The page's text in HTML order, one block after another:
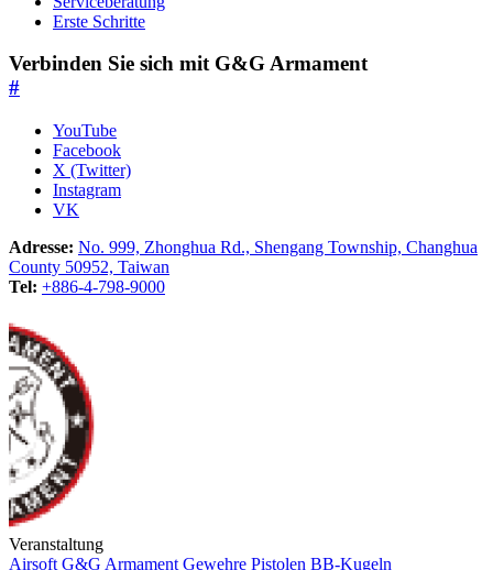
Erste Schritte
Verbinden Sie sich mit G&G Armament
#
YouTube
Facebook
X (Twitter)
Instagram
VK
Adresse: No. 999, Zhonghua Rd., Shengang Township, Changhua
County 50952, Taiwan
Tel: +886-4-798-9000
Veranstaltung
Airsoft G&G Armament Gewehre Pistolen BB-Kugeln